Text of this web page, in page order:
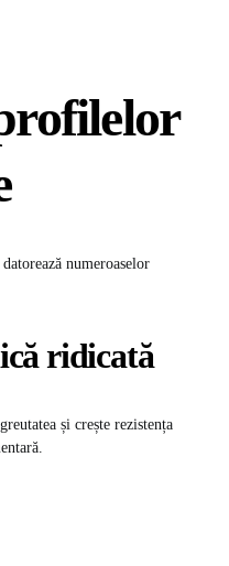
numeroaselor
ridicată
și crește rezistența